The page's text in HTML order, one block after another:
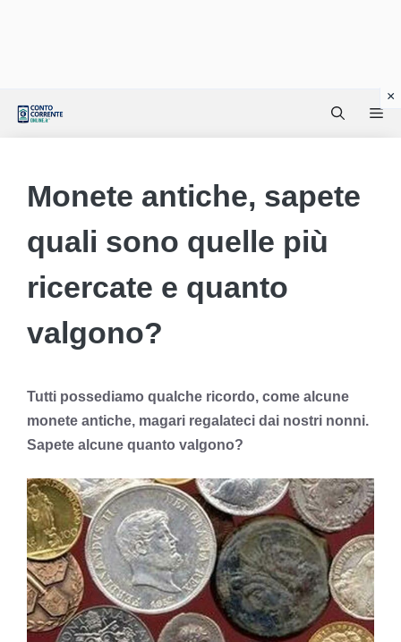
Monete antiche, sapete
quali sono quelle più
ricercate e quanto
valgono?
Tutti possediamo qualche ricordo, come alcune
monete antiche, magari regalateci dai nostri nonni.
Sapete alcune quanto valgono?